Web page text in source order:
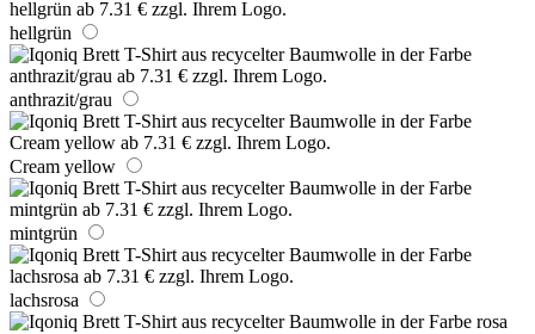
hellgrün
anthrazit/grau
Cream yellow
mintgrün
lachsrosa